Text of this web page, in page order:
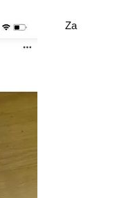
Za